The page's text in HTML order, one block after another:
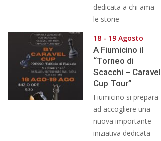
dedicata a chi ama
le storie
18 - 19 Agosto
A Fiumicino il
“Torneo di
Scacchi – Caravel
Cup Tour”
Fiumicino si prepara
ad accogliere una
nuova importante
iniziativa dedicata